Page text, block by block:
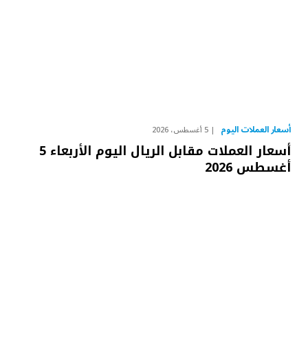
أسعار العملات اليوم 5 أغسطس، 2026
أسعار العملات مقابل الريال اليوم الأربعاء 5
أغسطس 2026